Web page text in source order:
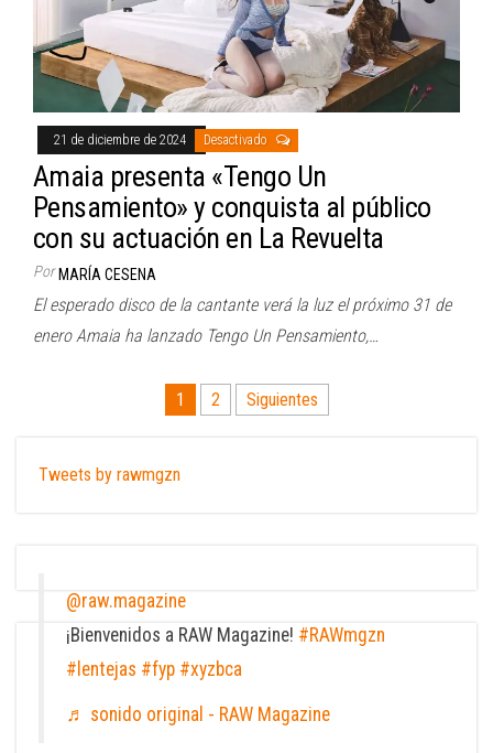
21 de diciembre de 2024 Desactivado
Amaia presenta «Tengo Un
Pensamiento» y conquista al público
con su actuación en La Revuelta
Por MARÍA CESENA
El esperado disco de la cantante verá la luz el próximo 31 de
enero Amaia ha lanzado Tengo Un Pensamiento,…
entradas
1 2 Siguientes
Tweets by rawmgzn
@raw.magazine
¡Bienvenidos a RAW Magazine! #RAWmgzn
#lentejas #fyp #xyzbca
♬ sonido original - RAW Magazine